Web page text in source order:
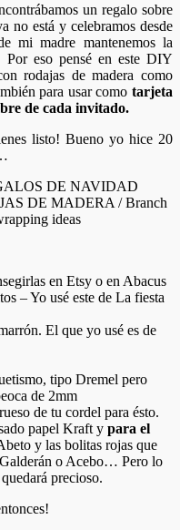
un regalo sobre
no está y celebramos desde
mi madre mantenemos la
eso pensé en este DIY
rodajas de madera como
para usar como tarjeta
de cada invitado.
listo! Bueno yo hice 20
en Etsy o en Abacus
– Yo usé este de La fiesta
El que yo usé es de
tipo Dremel pero
de 2mm
de tu cordel para ésto.
papel Kraft y para el
y las bolitas rojas que
o Acebo… Pero lo
precioso.